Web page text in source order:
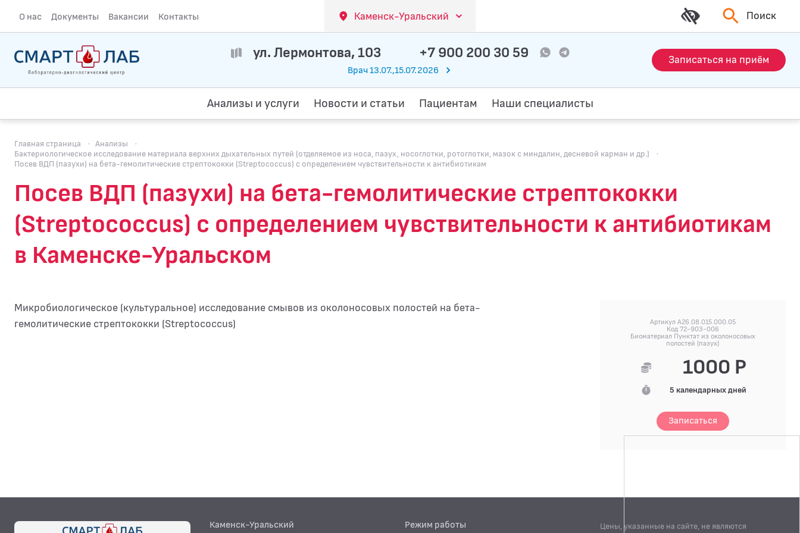
О нас Документы Вакансии Контакты Каменск-Уральский Поиск
ул. Лермонтова, 103 +7 900 200 30 59
Врач 13.07.,15.07.2026
Записаться на приём
Анализы и услуги Новости и статьи Пациентам Наши специалисты
Главная страница · Анализы
·
Бактериологическое исследование материала верхних дыхательных путей (отделяемое из носа, пазух, носоглотки, ротоглотки, мазок с миндалин, десневой карман и др.)
·
Посев ВДП (пазухи) на бета-гемолитические стрептококки (Streptococcus) с определением чувcтвительности к антибиотикам
Посев ВДП (пазухи) на бета-гемолитические стрептококки
(Streptococcus) с определением чувcтвительности к антибиотикам
в Каменске-Уральском
Микробиологическое (культуральное) исследование смывов из околоносовых полостей на бета-
гемолитические стрептококки (Streptococcus)
Артикул A26.08.015.000.05
Код 72-903-006
Биоматериал Пунктат из околоносовых
полостей (пазух)
1000 Р
5 календарных дней
Записаться
Каменск-Уральский Режим работы
Цены, указанные на сайте, не являются